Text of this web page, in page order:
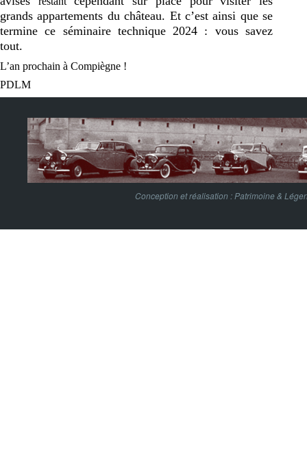
grands appartements du château. Et c’est ainsi que se
termine ce séminaire technique 2024 : vous savez
tout.
L’an prochain à Compiègne !
PDLM
Conception et réalisation : Patrimoine &